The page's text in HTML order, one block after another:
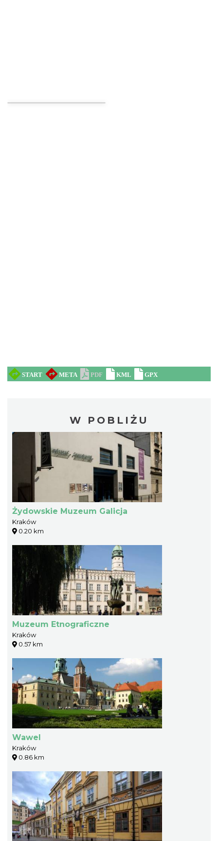
W POBLIŻU
Żydowskie Muzeum Galicja
Kraków
0.20 km
Muzeum Etnograficzne
Kraków
0.57 km
Wawel
Kraków
0.86 km